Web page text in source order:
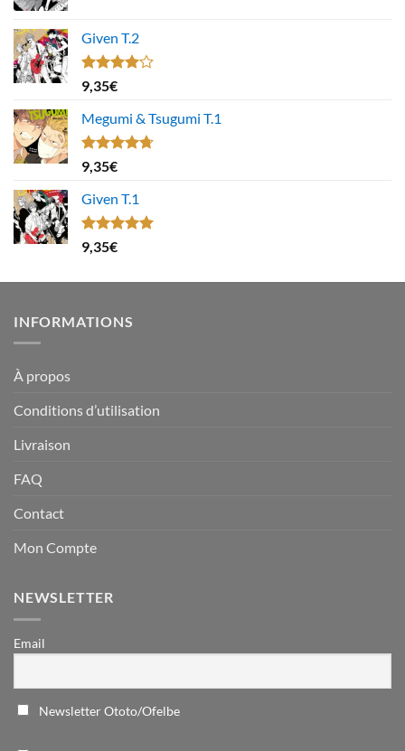
Given T.2
Note
4.00
5
9,35€
Megumi & Tsugumi T.1
Note4.67
sur 5
9,35€
Given T.1
Note5.00
sur 5
9,35€
INFORMATIONS
À propos
Conditions d’utilisation
Livraison
FAQ
Contact
Mon Compte
NEWSLETTER
Email
Newsletter Ototo/Ofelbe